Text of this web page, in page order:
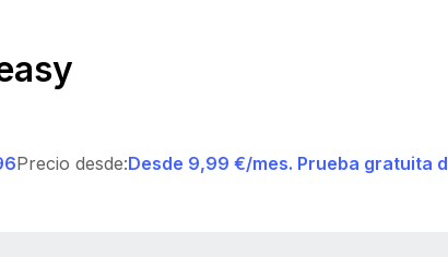
Precio desde:Desde 9,99 €/mes. Prueba gratuita